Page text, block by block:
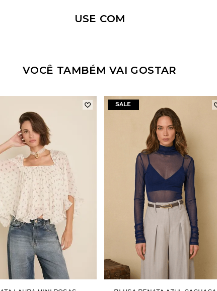
termos e polí­ticas de privacidade
USE COM
VOCÊ TAMBÉM VAI GOSTAR